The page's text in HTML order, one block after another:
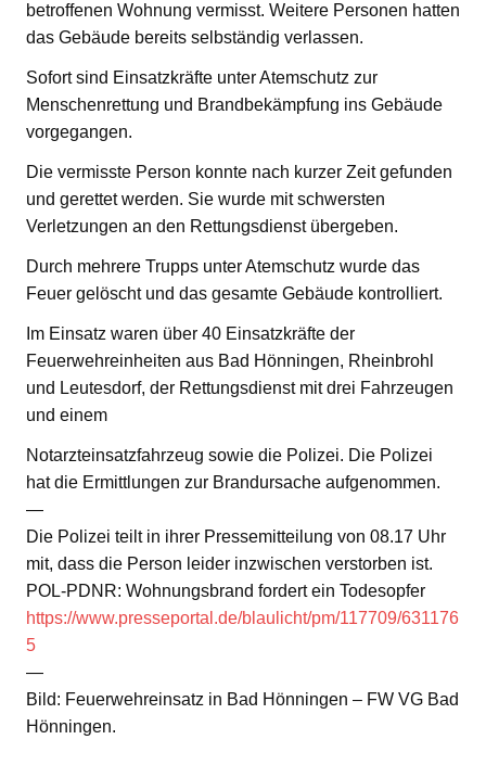
betroffenen Wohnung vermisst. Weitere Personen hatten
das Gebäude bereits selbständig verlassen.
Sofort sind Einsatzkräfte unter Atemschutz zur
Menschenrettung und Brandbekämpfung ins Gebäude
vorgegangen.
Die vermisste Person konnte nach kurzer Zeit gefunden
und gerettet werden. Sie wurde mit schwersten
Verletzungen an den Rettungsdienst übergeben.
Durch mehrere Trupps unter Atemschutz wurde das
Feuer gelöscht und das gesamte Gebäude kontrolliert.
Im Einsatz waren über 40 Einsatzkräfte der
Feuerwehreinheiten aus Bad Hönningen, Rheinbrohl
und Leutesdorf, der Rettungsdienst mit drei Fahrzeugen
und einem
Notarzteinsatzfahrzeug sowie die Polizei. Die Polizei
hat die Ermittlungen zur Brandursache aufgenommen.
—
Die Polizei teilt in ihrer Pressemitteilung von 08.17 Uhr
mit, dass die Person leider inzwischen verstorben ist.
POL-PDNR: Wohnungsbrand fordert ein Todesopfer
https://www.presseportal.de/blaulicht/pm/117709/631176
5
—
Bild: Feuerwehreinsatz in Bad Hönningen – FW VG Bad
Hönningen.